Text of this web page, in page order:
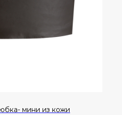
мини из кожи